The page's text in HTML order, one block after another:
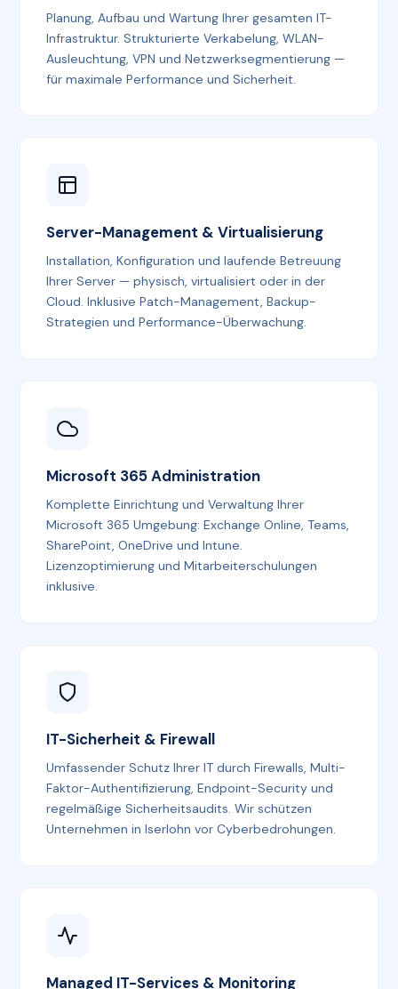
Planung, Aufbau und Wartung Ihrer gesamten IT-
Infrastruktur. Strukturierte Verkabelung, WLAN-
Ausleuchtung, VPN und Netzwerksegmentierung —
für maximale Performance und Sicherheit.
Server-Management & Virtualisierung
Installation, Konfiguration und laufende Betreuung
Ihrer Server — physisch, virtualisiert oder in der
Cloud. Inklusive Patch-Management, Backup-
Strategien und Performance-Überwachung.
Microsoft 365 Administration
Komplette Einrichtung und Verwaltung Ihrer
Microsoft 365 Umgebung: Exchange Online, Teams,
SharePoint, OneDrive und Intune.
Lizenzoptimierung und Mitarbeiterschulungen
inklusive.
IT-Sicherheit & Firewall
Umfassender Schutz Ihrer IT durch Firewalls, Multi-
Faktor-Authentifizierung, Endpoint-Security und
regelmäßige Sicherheitsaudits. Wir schützen
Unternehmen in Iserlohn vor Cyberbedrohungen.
Managed IT-Services & Monitoring